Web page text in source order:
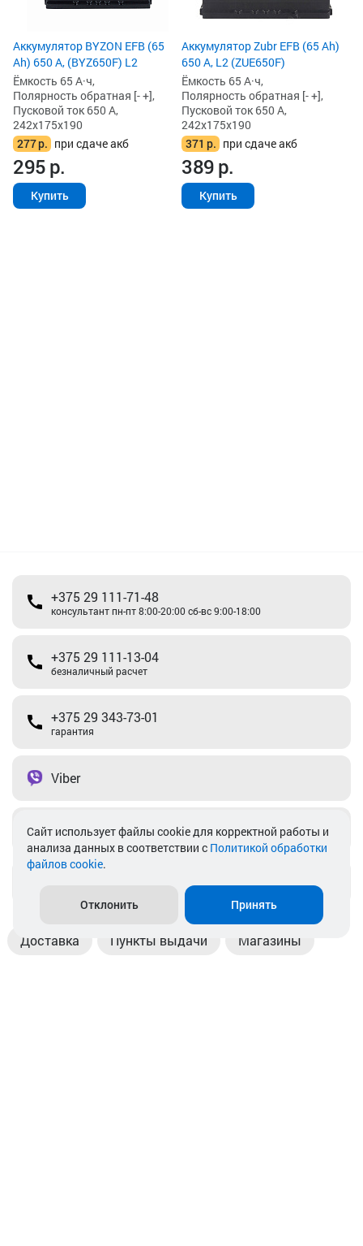
Аккумулятор BYZON EFB (65
Ah) 650 А, (BYZ650F) L2
Ёмкость 65 А·ч,
Полярность обратная [- +],
Пусковой ток 650 А,
242x175x190
277р. при сдаче акб
295р.
Купить
Аккумулятор Zubr EFB (65 Ah)
650 А, L2 (ZUE650F)
Ёмкость 65 А·ч,
Полярность обратная [- +],
Пусковой ток 650 А,
242x175x190
371 р. при сдаче акб
389р.
Купить
+375 29 111-71-48
консультант пн-пт 8:00-20:00 сб-вс 9:00-18:00
+375 29 111-13-04
безналичный расчет
+375 29 343-73-01
гарантия
Viber
Telegram
Доставка Пункты выдачи Магазины
Cайт использует файлы cookie для корректной работы и
анализа данных в соответствии с Политикой обработки
файлов cookie.
Отклонить Принять